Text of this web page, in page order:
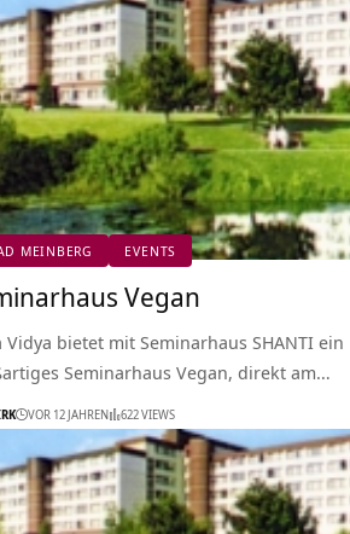
MEINBERG EVENTS
Vegan
Vidya bietet mit Seminarhaus SHANTI ein
Seminarhaus Vegan, direkt am…
VOR 12 JAHREN 622 VIEWS